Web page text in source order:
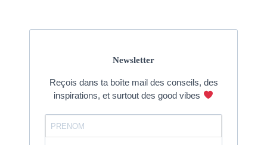
Newsletter
Reçois dans ta boîte mail des conseils, des
inspirations, et surtout des good vibes